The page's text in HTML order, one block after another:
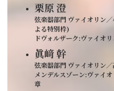
栗原 澄
弦楽器部門 ヴァイオリン
よる特別枠)
ドヴォルザーク:ヴァイオ
眞﨑 幹
弦楽器部門 ヴァイオリン
メンデルスゾーン:ヴァイ
章